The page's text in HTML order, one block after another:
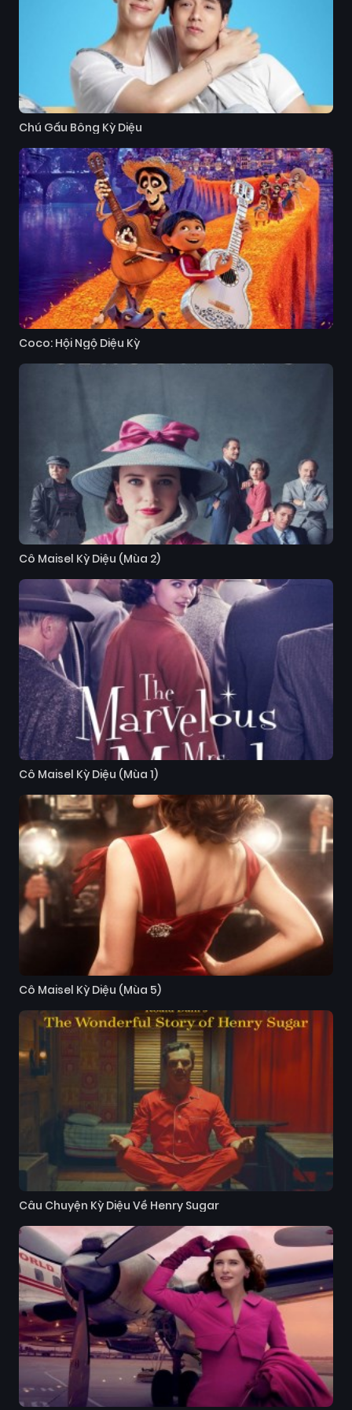
Chú Gấu Bông Kỳ Diệu
Coco: Hội Ngộ Diệu Kỳ
Cô Maisel Kỳ Diệu (Mùa 2)
Cô Maisel Kỳ Diệu (Mùa 1)
Cô Maisel Kỳ Diệu (Mùa 5)
Câu Chuyện Kỳ Diệu Về Henry Sugar